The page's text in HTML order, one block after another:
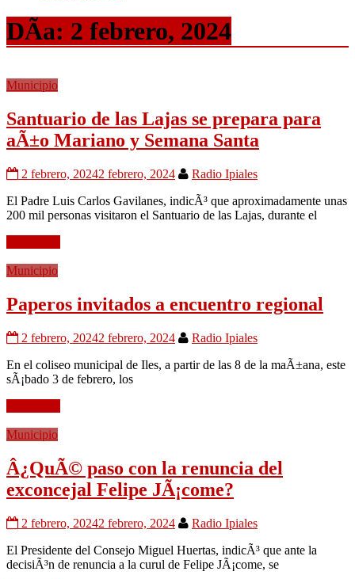
DÃ­a: 2 febrero, 2024
Municipio
Santuario de las Lajas se prepara para
aÃ±o Mariano y Semana Santa
2 febrero, 20242 febrero, 2024
Radio Ipiales
El Padre Luis Carlos Gavilanes, indicÃ³ que aproximadamente unas
200 mil personas visitaron el Santuario de las Lajas, durante el
Municipio
Paperos invitados a encuentro regional
2 febrero, 20242 febrero, 2024
Radio Ipiales
En el coliseo municipal de Iles, a partir de las 8 de la maÃ±ana, este
sÃ¡bado 3 de febrero, los
Municipio
Â¿QuÃ© paso con la renuncia del
exconcejal Felipe JÃ¡come?
2 febrero, 20242 febrero, 2024
Radio Ipiales
El Presidente del Consejo Miguel Huertas, indicÃ³ que ante la
decisiÃ³n de renuncia a la curul de Felipe JÃ¡come, se